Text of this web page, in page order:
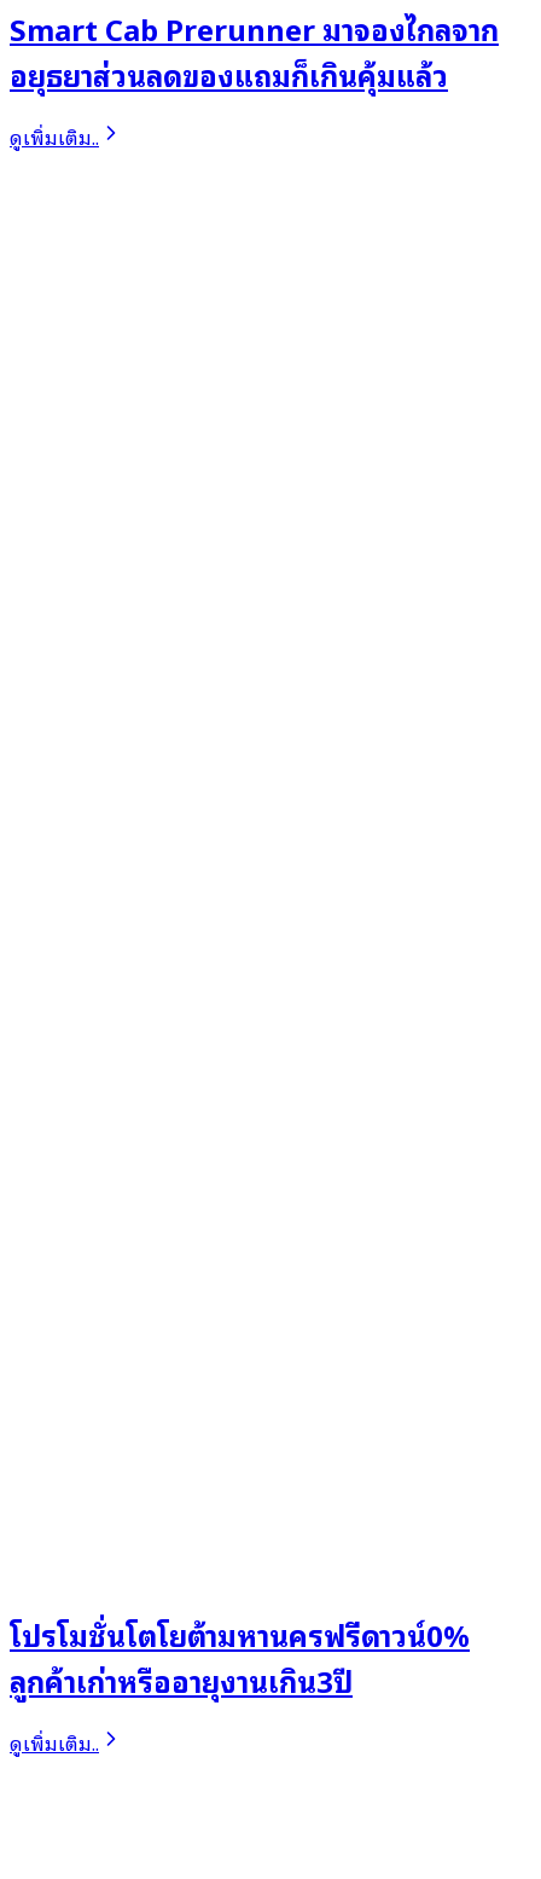
Smart Cab Prerunner มาจองไกลจาก
อยุธยาส่วนลดของแถมก็เกินคุ้มแล้ว
ดูเพิ่มเติม..
โปรโมชั่นโตโยต้ามหานครฟรีดาวน์0%
ลูกค้าเก่าหรืออายุงานเกิน3ปี
ดูเพิ่มเติม..